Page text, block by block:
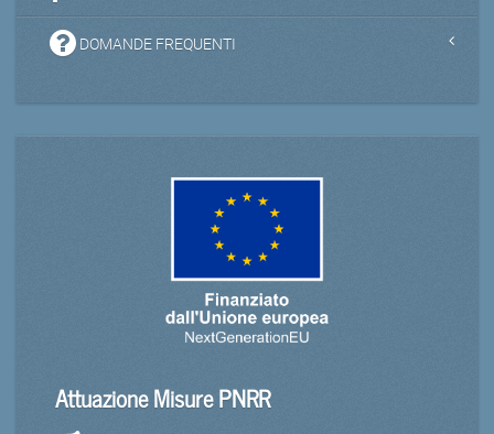
DOMANDE FREQUENTI
Attuazione Misure PNRR